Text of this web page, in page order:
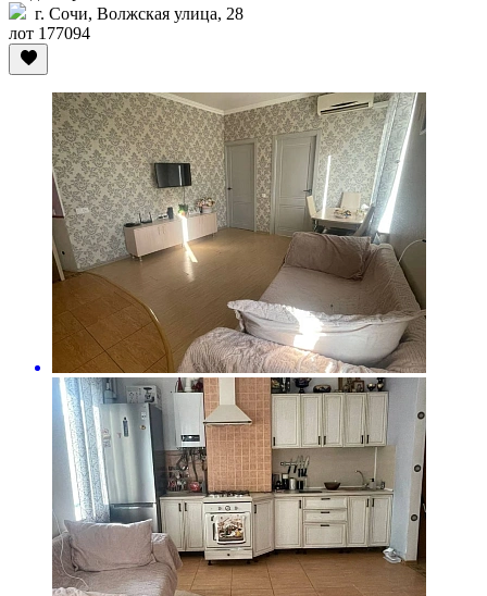
г. Сочи, Волжская улица, 28
лот 177094